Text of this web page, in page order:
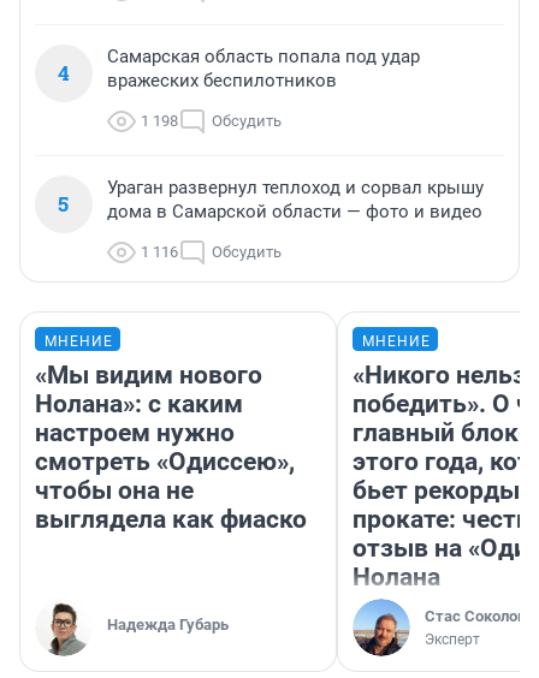
4
Самарская область попала под удар
вражеских беспилотников
1 198 Обсудить
5
Ураган развернул теплоход и сорвал крышу
дома в Самарской области — фото и видео
1 116 Обсудить
МНЕНИЕ
«Мы видим нового
Нолана»: с каким
настроем нужно
смотреть «Одиссею»,
чтобы она не
выглядела как фиаско
Надежда Губарь
МНЕНИЕ
«Никого нельзя
победить». О
главный
этого года,
бьет рекорды в
прокате:
отзыв на
Нолана
Стас Соколов
Эксперт